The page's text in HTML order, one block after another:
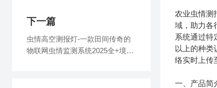
农业虫情测
域，助力各
系统通过特
以上的种
络实时上传
一、产品简
下一篇
虫情高空测报灯-一款田间传奇的
物联网虫情监测系统2025全+境